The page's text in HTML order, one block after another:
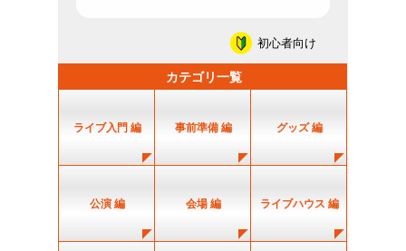
初心者向け
カテゴリ一覧
ライブ入門 編 事前準備 編 グッズ 編
公演 編 会場 編 ライブハウス 編